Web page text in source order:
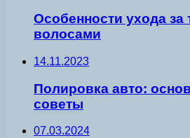
Особенности ухода за
волосами
14.11.2023
Полировка авто:
советы
07.03.2024